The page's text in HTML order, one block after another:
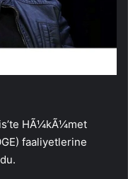
HÃ¼kÃ¼met
faaliyetlerine